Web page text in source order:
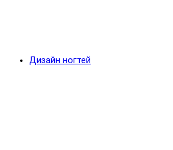
Дизайн ногтей